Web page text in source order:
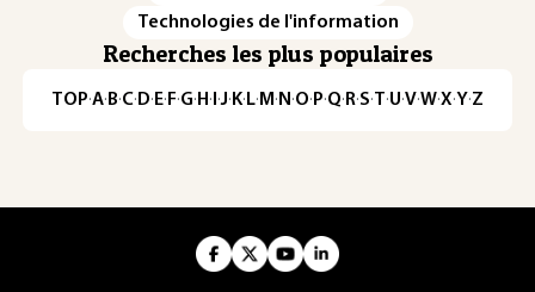
Technologies de l'information
Recherches les plus populaires
TOP·A·B·C· D· E· F·G· H · ·J· K· L· M · N ·O· P·Q· R·S·T·U·V·W·X·Y·Z